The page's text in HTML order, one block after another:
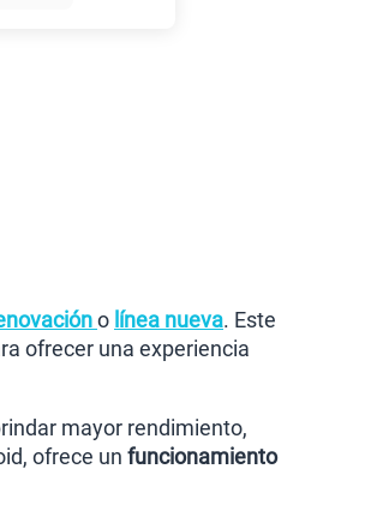
o línea nueva. Este
ofrecer una experiencia
mayor rendimiento,
ofrece un funcionamiento